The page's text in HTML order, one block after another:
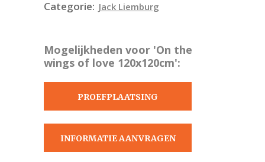
Categorie: Jack Liemburg
Mogelijkheden voor 'On the
wings of love 120x120cm':
PROEFPLAATSING
INFORMATIE AANVRAGEN